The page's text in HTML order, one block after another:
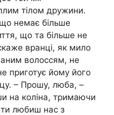
тілом дружини.
немає більше
що та більше не
вранці, як мило
волоссям, не
приготує йому його
– Прошу, люба, –
на коліна, тримаючи
любиш нас з